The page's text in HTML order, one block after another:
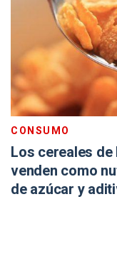
CONSUMO
Los cereales de
venden como
de azúcar y